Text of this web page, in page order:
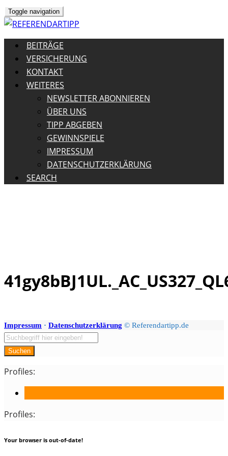
Toggle navigation
BEITRÄGE
VERSICHERUNG
KONTAKT
WEITERES
NEWSLETTER ABONNIEREN
ÜBER UNS
TIPP ABGEBEN
GEWINNSPIELE
IMPRESSUM
DATENSCHUTZERKLÄRUNG
SEARCH
Skip
Impressum · Datenschutzerklärung © Referendartipp.de
Suchen
Profiles:
Profiles:
Your browser is out-of-date!